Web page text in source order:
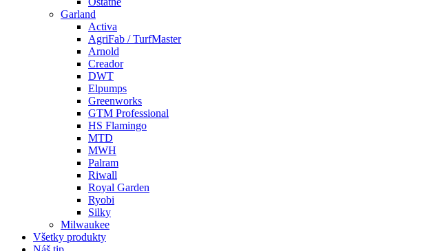
Garland
Activa
AgriFab / TurfMaster
Arnold
Creador
DWT
Elpumps
Greenworks
GTM Professional
HS Flamingo
MTD
MWH
Palram
Riwall
Royal Garden
Ryobi
Silky
Milwaukee
Všetky produkty